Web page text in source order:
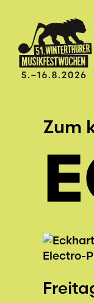
Zum
Electro-